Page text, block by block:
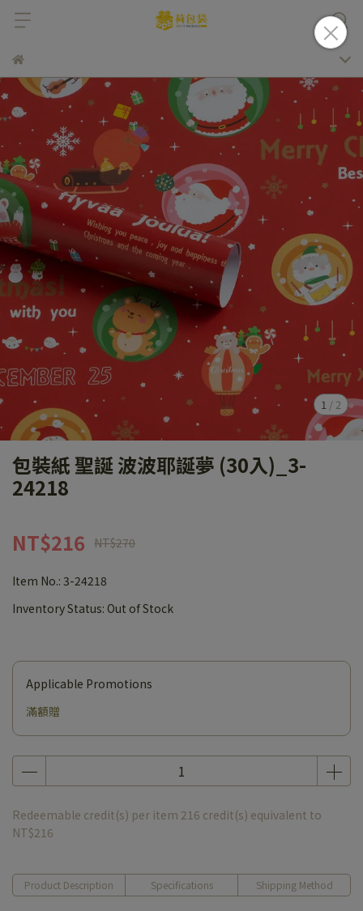
1 / 2
包裝紙 聖誕 波波耶誕夢 (30入)_3-
24218
NT$216 NT$270
Item No.: 3-24218
Inventory Status: Out of Stock
Applicable Promotions
滿額贈
Redeemable credit(s) per item 216 credit(s) equivalent to
NT$216
Product Description Specifications Shipping Method